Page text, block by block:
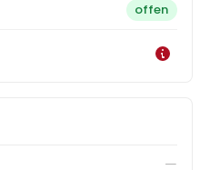
offen